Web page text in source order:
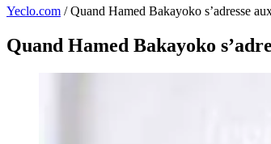
Yeclo.com / Quand Hamed Bakayoko s’adresse
Quand Hamed Bakayoko